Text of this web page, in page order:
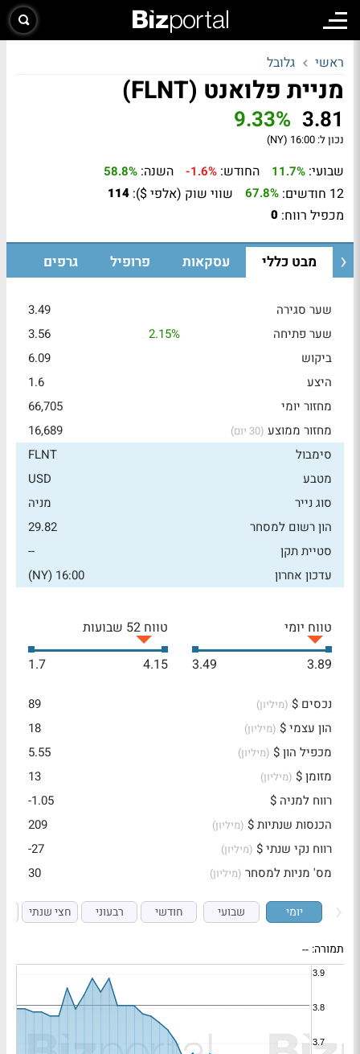
ראשי גלובל
מניית פלואנט (FLNT)
3.81
9.33%
נכון ל: 16:00 (NY)
שבועי: 11.7% החודש: -1.6% השנה: 58.8%
12 חודשים: 67.8% שווי שוק (אלפי $): 114
מכפיל רווח: 0
מבט כללי עסקאות פרופיל גרפים
שער סגירה
3.49
שער פתיחה
2.15%
3.56
ביקוש
6.09
היצע
1.6
מחזור יומי
66,705
מחזור ממוצע (30 יום)
16,689
סימבול
FLNT
מטבע
USD
סוג נייר
מניה
הון רשום למסחר
29.82
סטיית תקן
--
עדכון אחרון
16:00 (NY)
טווח יומי
3.89
3.49
טווח 52 שבועות
4.15
1.7
נכסים $ (מיליון)
89
הון עצמי $ (מיליון)
18
מכפיל הון $ (מיליון)
5.55
מזומן $ (מיליון)
13
רווח למניה $
-1.05
הכנסות שנתיות $ (מיליון)
209
רווח נקי שנתי $ (מיליון)
-27
מס' מניות למסחר (מיליון) 30
יומי שבועי חודשי רבעוני חצי שנתי
תמורה: --